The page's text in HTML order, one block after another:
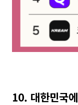
10. 대한민국